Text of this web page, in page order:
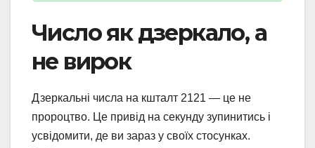
Число як дзеркало, а
не вирок
Дзеркальні числа на кшталт 2121 — це не
пророцтво. Це привід на секунду зупинитись і
усвідомити, де ви зараз у своїх стосунках.